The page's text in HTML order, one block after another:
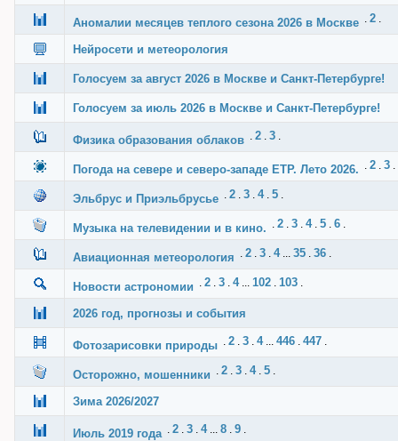
Аномалии месяцев теплого сезона 2026 в Москве . 2 .
Нейросети и метеорология
Голосуем за август 2026 в Москве и Санкт-Петербурге!
Голосуем за июль 2026 в Москве и Санкт-Петербурге!
Физика образования облаков . 2 . 3 .
Погода на севере и северо-западе ЕТР. Лето 2026. . 2 . 3 .
Эльбрус и Приэльбрусье . 2 . 3 . 4. 5 .
Музыка на телевидении и в кино. . 2 . 3 . 4. 5 . 6 .
Авиационная метеорология . 2 . 3 . 4... 35 . 36 .
Новости астрономии . 2 . 3 . 4... 102 . 103 .
2026 год, прогнозы и события
Фотозарисовки природы . 2 . 3 . 4... 446 . 447 .
Осторожно, мошенники . 2 . 3 . 4. 5 .
Зима 2026/2027
Июль 2019 года . 2 . 3 . 4... 8 . 9 .